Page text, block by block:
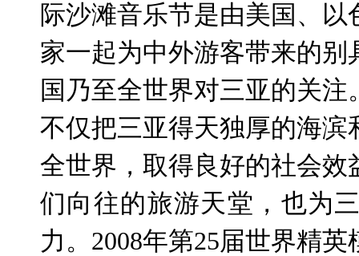
际沙滩音乐节是由美国、
家一起为中外游客带来的
国乃至全世界对三亚的关
不仅把三亚得天独厚的海
全世界，取得良好的社会
们向往的旅游天堂，也为
力。 2008年第25届世界精英